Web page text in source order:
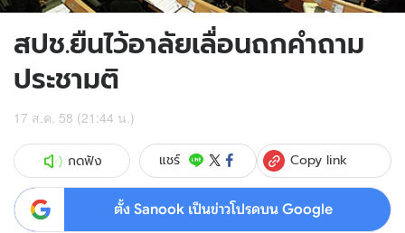
สปช.ยืนไว้อาลัยเลื่อนถกคำถาม
ประชามติ
17 ส.ค. 58 (21:44 น.)
กดฟัง แชร์ Copy link
ตั้ง Sanook เป็นข่าวโปรดบน Google